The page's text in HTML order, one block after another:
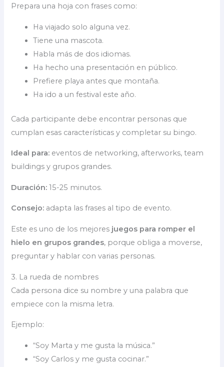
Prepara una hoja con frases como:
Ha viajado solo alguna vez.
Tiene una mascota.
Habla más de dos idiomas.
Ha hecho una presentación en público.
Prefiere playa antes que montaña.
Ha ido a un festival este año.
Cada participante debe encontrar personas que
cumplan esas características y completar su bingo.
Ideal para: eventos de networking, afterworks, team
buildings y grupos grandes.
Duración: 15-25 minutos.
Consejo: adapta las frases al tipo de evento.
Este es uno de los mejores juegos para romper el
hielo en grupos grandes, porque obliga a moverse,
preguntar y hablar con varias personas.
3. La rueda de nombres
Cada persona dice su nombre y una palabra que
empiece con la misma letra.
Ejemplo:
“Soy Marta y me gusta la música.”
“Soy Carlos y me gusta cocinar.”